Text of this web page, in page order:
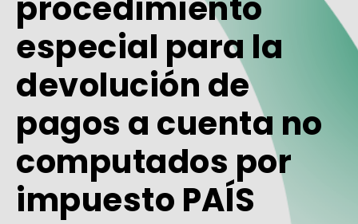
procedimiento
especial para la
devolución de
pagos a cuenta no
computados por
impuesto PAÍS